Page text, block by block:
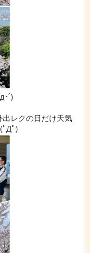
･´)
出レクの日だけ天気
ﾟДﾟ)